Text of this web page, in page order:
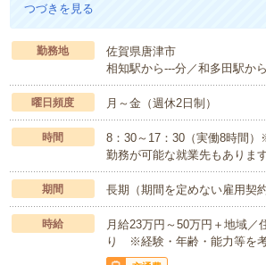
つづきを見る
勤務地
佐賀県唐津市
相知駅から---分／和多田駅か
曜日頻度 月～金（週休2日制）
時間
8：30～17：30（実働8時間
勤務が可能な就業先もあり
期間 長期（期間を定めない雇用契
時給
月給23万円～50万円＋地域
り ※経験・年齢・能力等を考